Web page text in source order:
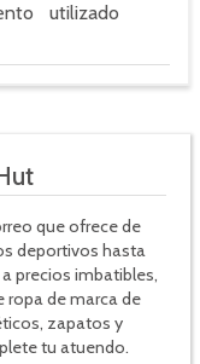
utilizado
que ofrece de
deportivos hasta
precios imbatibles,
ropa de marca de
zapatos y
tu atuendo.